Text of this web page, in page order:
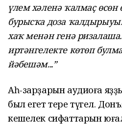
үлем хәленә ҡалмаҫ өсөн
бурысҡа доза
хаҡ менән генә
иртәнгелекте көтөп
йәбешәм...”
Аһ-зарҙарын аудиоға
был егет тере түгел.
кешелек сифаттарын